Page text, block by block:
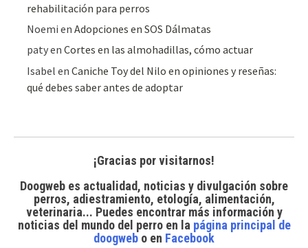
rehabilitación para perros
Noemi enAdopciones en SOS Dálmatas
patyenCortes en las almohadillas, cómo actuar
Isabel enCaniche Toy del Nilo en opiniones y reseñas:
qué debes saber antes de adoptar
¡Gracias por visitarnos!
Doogweb es actualidad, noticias y divulgación sobre
perros, adiestramiento, etología, alimentación,
veterinaria... Puedes encontrar más información y
noticias del mundo del perroen la página principal de
doogweb o en Facebook